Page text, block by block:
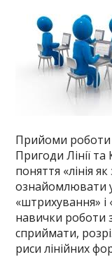
Прийоми роботи
Пригоди Лінії
поняття «лінія
ознайомлювати
«штрихування» і
навички роботи
сприймати,
риси лінійних